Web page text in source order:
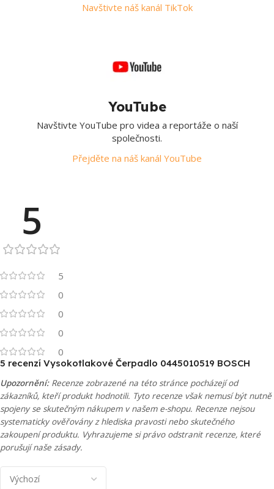
Navštivte náš kanál TikTok
YouTube
Navštivte YouTube pro videa a reportáže o naší
společnosti.
Přejděte na náš kanál YouTube
5
5
0
0
0
0
5 recenzí Vysokotlakové Čerpadlo 0445010519 BOSCH
Upozornění:Recenze zobrazené na této stránce pocházejí od
zákazníků, kteří produkt hodnotili. Tyto recenze však nemusí být nutně
spojeny se skutečným nákupem v našem e-shopu. Recenze nejsou
systematicky ověřovány z hlediska pravosti nebo skutečného
zakoupení produktu. Vyhrazujeme si právo odstranit recenze, které
porušují naše zásady.